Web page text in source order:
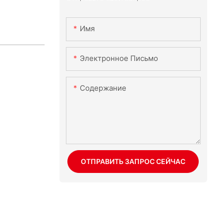
Имя
Электронное Письмо
Содержание
ОТПРАВИТЬ ЗАПРОС СЕЙЧАС